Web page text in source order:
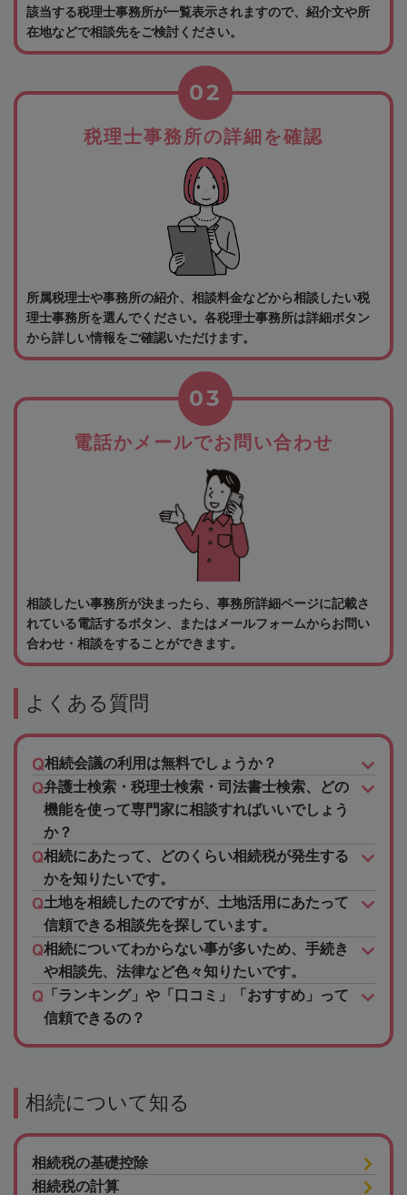
該当する税理士事務所が一覧表示されますので、紹介文や所
在地などで相談先をご検討ください。
税理士事務所の詳細を確認
02
所属税理士や事務所の紹介、相談料金などから相談したい税
理士事務所を選んでください。各税理士事務所は詳細ボタン
から詳しい情報をご確認いただけます。
電話かメールでお問い合わせ
03
相談したい事務所が決まったら、事務所詳細ページに記載さ
れている電話するボタン、またはメールフォームからお問い
合わせ・相談をすることができます。
よくある質問
相続会議の利用は無料でしょうか？
弁護士検索・税理士検索・司法書士検索、どの
機能を使って専門家に相談すればいいでしょう
か？
相続にあたって、どのくらい相続税が発生する
かを知りたいです。
土地を相続したのですが、土地活用にあたって
信頼できる相談先を探しています。
相続についてわからない事が多いため、手続き
や相談先、法律など色々知りたいです。
「ランキング」や「口コミ」「おすすめ」って
信頼できるの？
相続について知る
相続税の基礎控除
相続税の計算